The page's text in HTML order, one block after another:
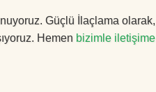
Güçlü İlaçlama olarak,
Hemen bizimle iletişime